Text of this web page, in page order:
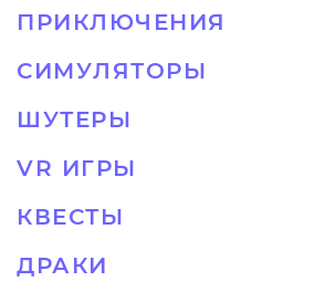
ПРИКЛЮЧЕНИЯ
СИМУЛЯТОРЫ
ШУТЕРЫ
VR ИГРЫ
КВЕСТЫ
ДРАКИ